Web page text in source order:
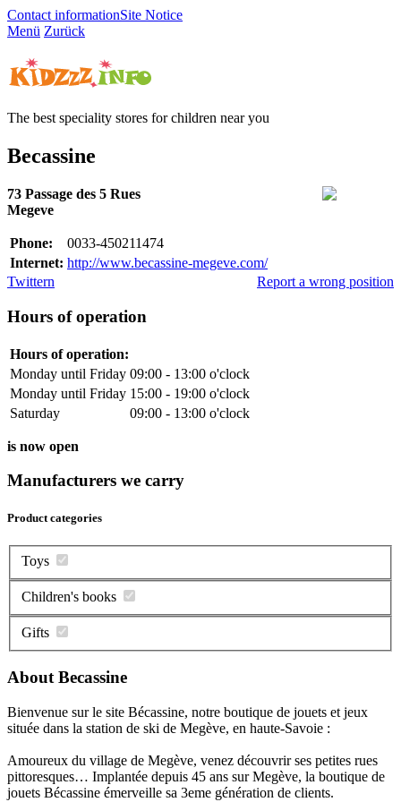
Contact informationSite Notice
Menü Zurück
The best speciality stores for children near you
Becassine
73 Passage des 5 Rues
Megeve
Phone:
0033-450211474
Internet: http://www.becassine-megeve.com/
Report a wrong position
Twittern
Hours of operation
Hours of operation:
Monday until Friday 09:00 - 13:00 o'clock
Monday until Friday 15:00 - 19:00 o'clock
Saturday
09:00 - 13:00 o'clock
is now open
Manufacturers we carry
Product categories
Toys
Children's books
Gifts
About Becassine
Bienvenue sur le site Bécassine, notre boutique de jouets et jeux
située dans la station de ski de Megève, en haute-Savoie :
Amoureux du village de Megève, venez découvrir ses petites rues
pittoresques… Implantée depuis 45 ans sur Megève, la boutique de
jouets Bécassine émerveille sa 3eme génération de clients.